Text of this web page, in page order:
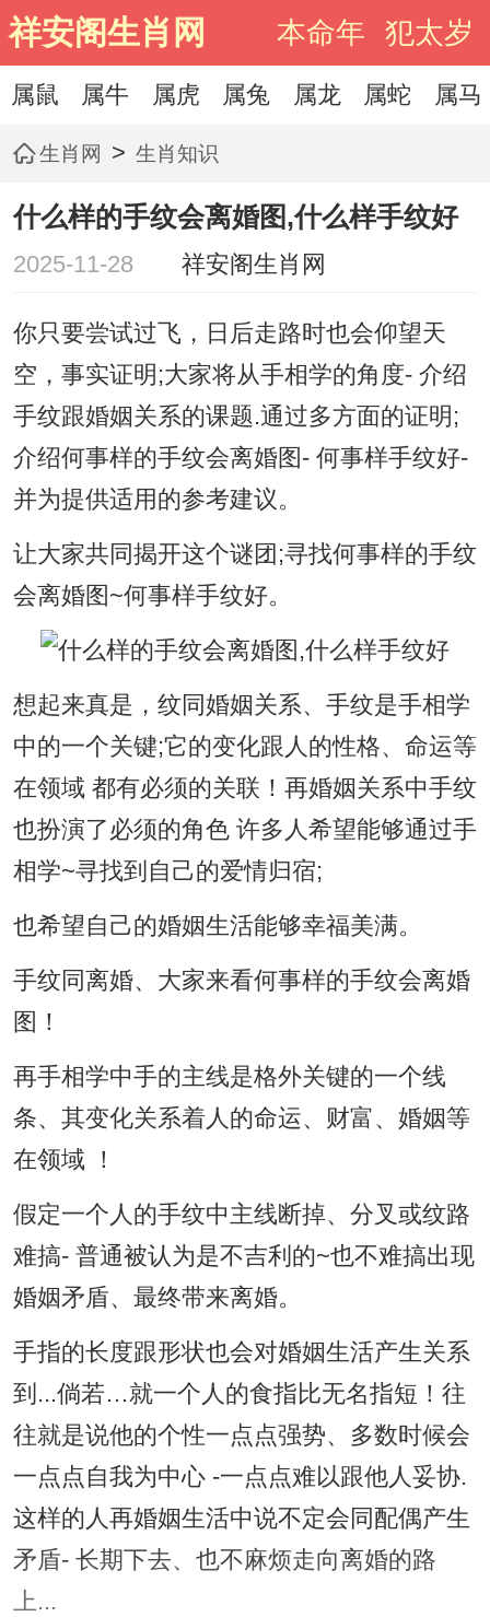
祥安阁生肖网 本命年 犯太岁
属鼠 属牛 属虎 属兔 属龙 属蛇 属马
生肖网 > 生肖知识
什么样的手纹会离婚图,什么样手纹好
2025-11-28 祥安阁生肖网
你只要尝试过飞，日后走路时也会仰望天
空，事实证明;大家将从手相学的角度- 介绍
手纹跟婚姻关系的课题.通过多方面的证明;
介绍何事样的手纹会离婚图- 何事样手纹好-
并为提供适用的参考建议。
让大家共同揭开这个谜团;寻找何事样的手纹
会离婚图~何事样手纹好。
想起来真是，纹同婚姻关系、手纹是手相学
中的一个关键;它的变化跟人的性格、命运等
在领域 都有必须的关联！再婚姻关系中手纹
也扮演了必须的角色 许多人希望能够通过手
相学~寻找到自己的爱情归宿;
也希望自己的婚姻生活能够幸福美满。
手纹同离婚、大家来看何事样的手纹会离婚
图！
再手相学中手的主线是格外关键的一个线
条、其变化关系着人的命运、财富、婚姻等
在领域 ！
假定一个人的手纹中主线断掉、分叉或纹路
难搞- 普通被认为是不吉利的~也不难搞出现
婚姻矛盾、最终带来离婚。
手指的长度跟形状也会对婚姻生活产生关系
到...倘若…就一个人的食指比无名指短！往
往就是说他的个性一点点强势、多数时候会
一点点自我为中心 -一点点难以跟他人妥协.
这样的人再婚姻生活中说不定会同配偶产生
矛盾- 长期下去、也不麻烦走向离婚的路
上...